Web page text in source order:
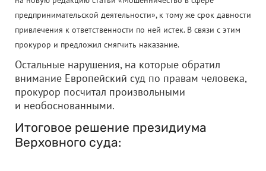
предпринимательской деятельности», к тому же срок давности
привлечения к ответственности по ней истек. В связи с этим
прокурор и предложил смягчить наказание.
Остальные нарушения, на которые обратил
внимание Европейский суд по правам человека,
прокурор посчитал произвольными
и необоснованными.
Итоговое решение президиума
Верховного суда: